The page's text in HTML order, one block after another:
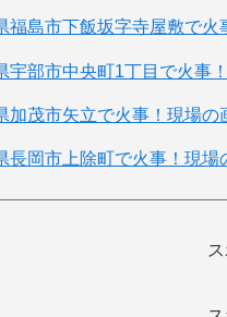
福島市下飯坂字寺屋敷で
宇部市中央町1丁目で火事
加茂市矢立で火事！現場
長岡市上除町で火事！現